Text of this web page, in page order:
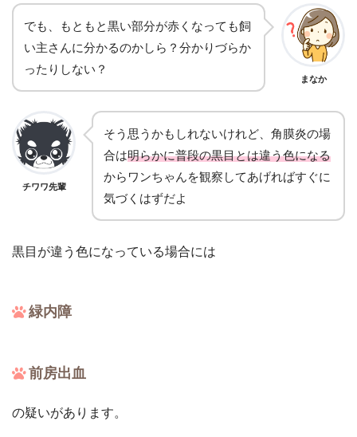
でも、もともと黒い部分が赤くなっても飼
い主さんに分かるのかしら？分かりづらか
ったりしない？
まなか
チワワ先輩
そう思うかもしれないけれど、角膜炎の場
合は明らかに普段の黒目とは違う色になる
からワンちゃんを観察してあげればすぐに
気づくはずだよ
黒目が違う色になっている場合には
緑内障
前房出血
の疑いがあります。